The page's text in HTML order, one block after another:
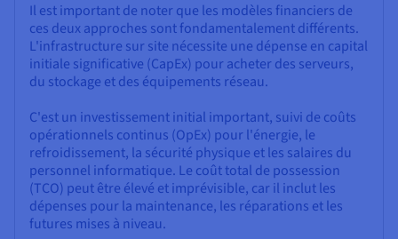
Il est important de noter que les modèles financiers de
ces deux approches sont fondamentalement différents.
L'infrastructure sur site nécessite une dépense en capital
initiale significative (CapEx) pour acheter des serveurs,
du stockage et des équipements réseau.
C'est un investissement initial important, suivi de coûts
opérationnels continus (OpEx) pour l'énergie, le
refroidissement, la sécurité physique et les salaires du
personnel informatique. Le coût total de possession
(TCO) peut être élevé et imprévisible, car il inclut les
dépenses pour la maintenance, les réparations et les
futures mises à niveau.